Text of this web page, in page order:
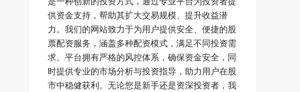
供资金支持，帮助其扩大交易规模、提升收益潜
力。我们的网站致力于为用户提供安全、便捷的股
票配资服务，涵盖多种配资模式，满足不同投资需
求。平台拥有严格的风控体系，确保资金安全，同
时提供专业的市场分析与投资指导，助力用户在股
市中稳健获利。无论您是新手还是资深投资者，我